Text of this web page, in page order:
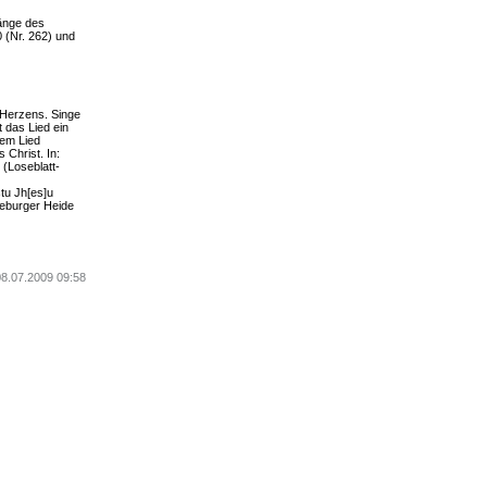
des
(Nr. 262) und
Singe
das Lied ein
Lied
Christ. In:
(Loseblatt-
Jh[es]u
Heide
09:58